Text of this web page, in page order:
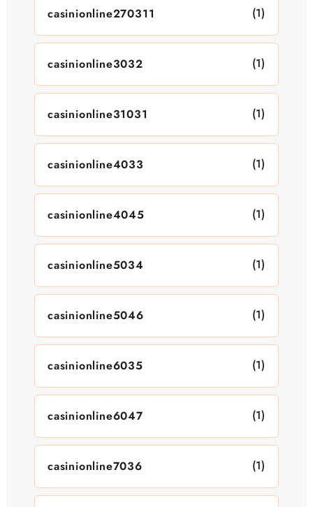
casinionline270311 (1)
casinionline3032 (1)
casinionline31031 (1)
casinionline4033 (1)
casinionline4045 (1)
casinionline5034 (1)
casinionline5046 (1)
casinionline6035 (1)
casinionline6047 (1)
casinionline7036 (1)